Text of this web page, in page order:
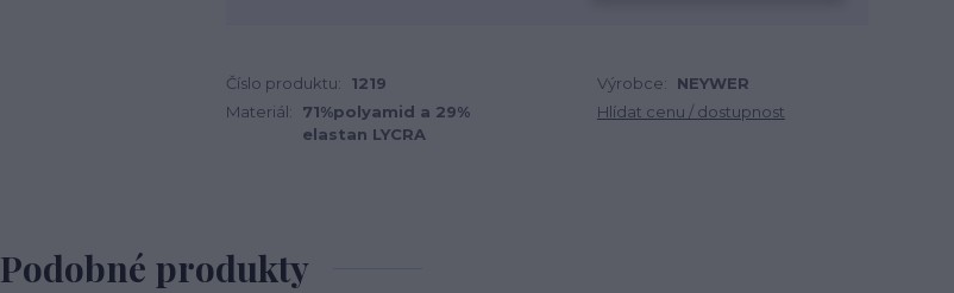
Číslo produktu: 1219 Výrobce:
NEYWER
Materiál:
71%polyamid a 29%
elastan LYCRA
Hlídat cenu / dostupnost
Podobné produkty